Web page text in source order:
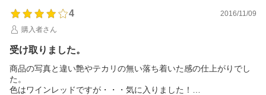
4
2016/11/09
購入者さん
受け取りました。
商品の写真と違い艶やテカリの無い落ち着いた感の仕上がりでし
た。
色はワインレッドですが・・・気に入りました！